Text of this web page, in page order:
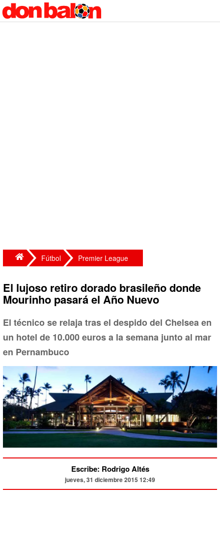
Fútbol Premier League
El lujoso retiro dorado brasileño donde
Mourinho pasará el Año Nuevo
El técnico se relaja tras el despido del Chelsea en
un hotel de 10.000 euros a la semana junto al mar
en Pernambuco
Escribe: Rodrigo Altés
jueves, 31 diciembre 2015 12:49